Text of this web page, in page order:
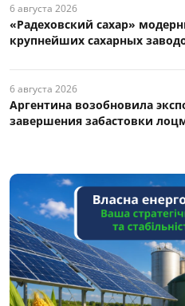
6 августа 2026
«Радеховский сахар»
крупнейших сахарных
6 августа 2026
Аргентина возобновила
завершения забастовки